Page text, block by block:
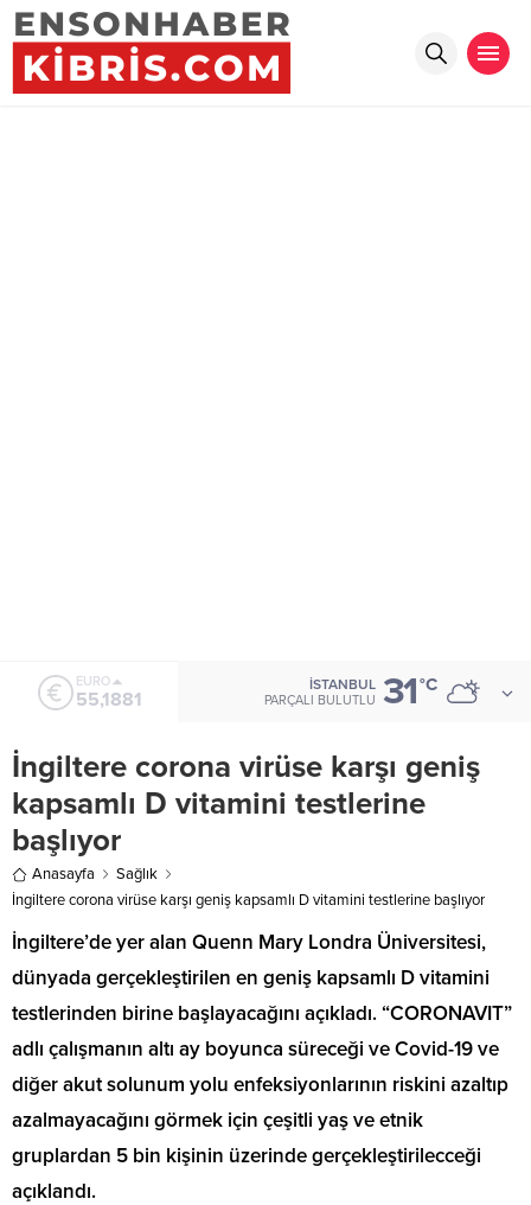
ALTIN
6.660,55
İSTANBUL
PARÇALI BULUTLU 31°C
İngiltere corona virüse karşı geniş
kapsamlı D vitamini testlerine
başlıyor
Anasayfa
Sağlık
İngiltere corona virüse karşı geniş kapsamlı D vitamini testlerine başlıyor
İngiltere’de yer alan Quenn Mary Londra Üniversitesi,
dünyada gerçekleştirilen en geniş kapsamlı D vitamini
testlerinden birine başlayacağını açıkladı. “CORONAVIT”
adlı çalışmanın altı ay boyunca süreceği ve Covid-19 ve
diğer akut solunum yolu enfeksiyonlarının riskini azaltıp
azalmayacağını görmek için çeşitli yaş ve etnik
gruplardan 5 bin kişinin üzerinde gerçekleştirilecceği
açıklandı.